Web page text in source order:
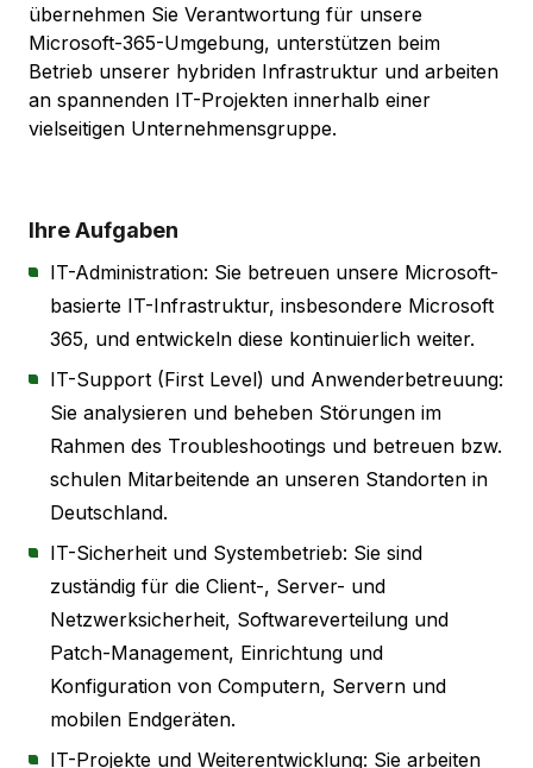
übernehmen Sie Verantwortung für unsere
Microsoft-365-Umgebung, unterstützen beim
Betrieb unserer hybriden Infrastruktur und arbeiten
an spannenden IT-Projekten innerhalb einer
vielseitigen Unternehmensgruppe.
Ihre Aufgaben
IT-Administration: Sie betreuen unsere Microsoft-
basierte IT-Infrastruktur, insbesondere Microsoft
365, und entwickeln diese kontinuierlich weiter.
IT-Support (First Level) und Anwenderbetreuung:
Sie analysieren und beheben Störungen im
Rahmen des Troubleshootings und betreuen bzw.
schulen Mitarbeitende an unseren Standorten in
Deutschland.
IT-Sicherheit und Systembetrieb: Sie sind
zuständig für die Client-, Server- und
Netzwerksicherheit, Softwareverteilung und
Patch-Management, Einrichtung und
Konfiguration von Computern, Servern und
mobilen Endgeräten.
IT-Projekte und Weiterentwicklung: Sie arbeiten